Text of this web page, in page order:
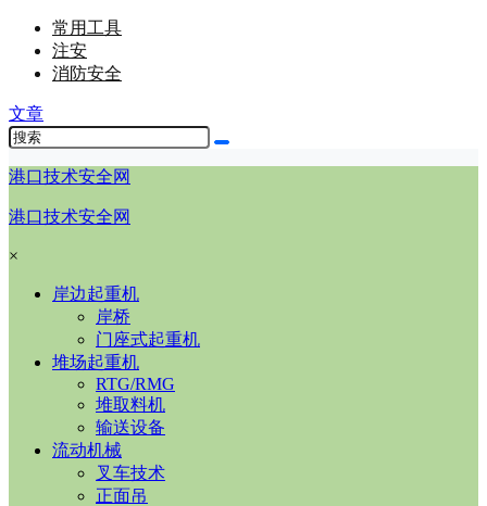
常用工具
注安
消防安全
文章
港口技术安全网
港口技术安全网
×
岸边起重机
岸桥
门座式起重机
堆场起重机
RTG/RMG
堆取料机
输送设备
流动机械
叉车技术
正面吊